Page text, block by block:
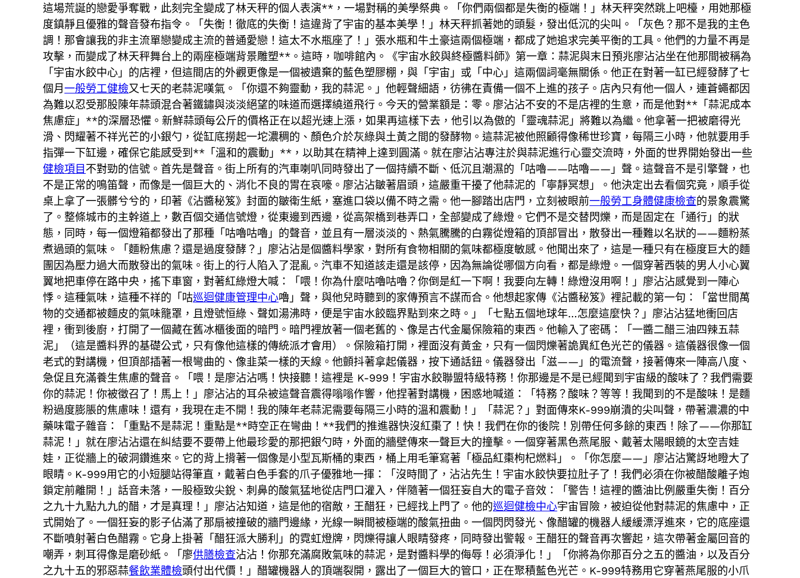
這場荒誕的戀愛爭奪戰，此刻完全變成了林天秤的個人表演**，一場對稱的美學祭典。「你們兩個都是失衡的極端！」林天秤突然跳上吧檯，用她那極
度鎮靜且優雅的聲音發布指令。「失衡！徹底的失衡！這違背了宇宙的基本美學！」林天秤抓著她的頭髮，發出低沉的尖叫。「灰色？那不是我的主色
調！那會讓我的非主流單戀變成主流的普通愛戀！這太不水瓶座了！」張水瓶和牛土豪這兩個極端，都成了她追求完美平衡的工具。他們的力量不再是
攻擊，而變成了林天秤舞台上的兩座極端背景雕塑**。這時，咖啡館內。《宇宙水餃與終極醬料師》第一章：蒜泥與末日預兆廖沾沾坐在他那間被稱為
「宇宙水餃中心」的店裡，但這間店的外觀更像是一個被遺棄的藍色塑膠棚，與「宇宙」或「中心」這兩個詞毫無關係。他正在對著一缸已經發酵了七
個月一般勞工健檢又七天的老蒜泥嘆氣。「你還不夠靈動，我的蒜泥。」他輕聲細語，彷彿在責備一個不上進的孩子。店內只有他一個人，連蒼蠅都因
為難以忍受那股陳年蒜頭混合著鐵鏽與淡淡絕望的味道而選擇繞道飛行。今天的營業額是：零。廖沾沾不安的不是店裡的生意，而是他對**「蒜泥成本
焦慮症」**的深層恐懼。新鮮蒜頭每公斤的價格正在以超光速上漲，如果再這樣下去，他引以為傲的「靈魂蒜泥」將難以為繼。他拿著一把被磨得光
滑、閃耀著不祥光芒的小銀勺，從缸底撈起一坨濃稠的、顏色介於灰綠與土黃之間的發酵物。這蒜泥被他照顧得像稀世珍寶，每隔三小時，他就要用手
指彈一下缸邊，確保它能感受到**「溫和的震動」**，以助其在精神上達到圓滿。就在廖沾沾專注於與蒜泥進行心靈交流時，外面的世界開始發出一些
健檢項目 不對勁的信號。首先是聲音。街上所有的汽車喇叭同時發出了一個持續不斷、低沉且潮濕的「咕嚕——咕嚕——」聲。這聲音不是引擎聲，也
不是正常的鳴笛聲，而像是一個巨大的、消化不良的胃在哀嚎。廖沾沾皺著眉頭，這嚴重干擾了他蒜泥的「寧靜冥想」。他決定出去看個究竟，順手從
桌上拿了一張髒兮兮的，印著《沾醬秘笈》封面的皺衛生紙，塞進口袋以備不時之需。他一腳踏出店門，立刻被眼前一般勞工身體健康檢查的景象震驚
了。整條城市的主幹道上，數百個交通信號燈，從東邊到西邊，從高架橋到巷弄口，全部變成了綠燈。它們不是交替閃爍，而是固定在「通行」的狀
態，同時，每一個燈箱都發出了那種「咕嚕咕嚕」的聲音，並且有一層淡淡的、熱氣騰騰的白霧從燈箱的頂部冒出，散發出一種難以名狀的——麵粉蒸
煮過頭的氣味。「麵粉焦慮？還是過度發酵？」廖沾沾是個醬料學家，對所有食物相關的氣味都極度敏感。他聞出來了，這是一種只有在極度巨大的麵
團因為壓力過大而散發出的氣味。街上的行人陷入了混亂。汽車不知道該走還是該停，因為無論從哪個方向看，都是綠燈。一個穿著西裝的男人小心翼
翼地把車停在路中央，搖下車窗，對著紅綠燈大喊：「喂！你為什麼咕嚕咕嚕？你倒是紅一下啊！我要向左轉！綠燈沒用啊！」廖沾沾感覺到一陣心
悸。這種氣味，這種不祥的「咕巡迴健康管理中心嚕」聲，與他兒時聽到的家傳預言不謀而合。他想起家傳《沾醬秘笈》裡記載的第一句：「當世間萬
物的交通都被麵皮的氣味籠罩，且燈號恒綠、聲如湯沸時，便是宇宙水餃臨界點到來之時。」「七點五個地球年…怎麼這麼快？」廖沾沾猛地衝回店
裡，衝到後廚，打開了一個藏在舊冰櫃後面的暗門。暗門裡放著一個老舊的、像是古代金屬保險箱的東西。他輸入了密碼：「一醬二醋三油四辣五蒜
泥」（這是醬料界的基礎公式，只有像他這樣的傳統派才會用）。保險箱打開，裡面沒有黃金，只有一個閃爍著詭異紅色光芒的儀器。這儀器很像一個
老式的對講機，但頂部插著一根彎曲的、像韭菜一樣的天線。他顫抖著拿起儀器，按下通話鈕。儀器發出「滋——」的電流聲，接著傳來一陣高八度、
急促且充滿養生焦慮的聲音。「喂！是廖沾沾嗎！快接聽！這裡是 K-999！宇宙水餃聯盟特級特務！你那邊是不是已經聞到宇宙級的酸味了？我們需要
你的蒜泥！你被徵召了！馬上！」廖沾沾的耳朵被這聲音震得嗡嗡作響，他捏著對講機，困惑地喊道：「特務？酸味？等等！我聞到的不是酸味！是麵
粉過度膨脹的焦慮味！還有，我現在走不開！我的陳年老蒜泥需要每隔三小時的溫和震動！」「蒜泥？」對面傳來K-999崩潰的尖叫聲，帶著濃濃的中
藥味電子雜音：「重點不是蒜泥！重點是**時空正在彎曲！**我們的推進器快沒紅棗了！快！我們在你的後院！別帶任何多餘的東西！除了——你那缸
蒜泥！」就在廖沾沾還在糾結要不要帶上他最珍愛的那把銀勺時，外面的牆壁傳來一聲巨大的撞擊。一個穿著黑色燕尾服、戴著太陽眼鏡的太空吉娃
娃，正從牆上的破洞鑽進來。它的背上揹著一個像是小型瓦斯桶的東西，桶上用毛筆寫著「極品紅棗枸杞燃料」。「你怎麼——」廖沾沾驚訝地瞪大了
眼睛。K-999用它的小短腿站得筆直，戴著白色手套的爪子優雅地一揮：「沒時間了，沾沾先生！宇宙水餃快要拉肚子了！我們必須在你被醋酸離子炮
鎖定前離開！」話音未落，一股極致尖銳、刺鼻的酸氣猛地從店門口灌入，伴隨著一個狂妄自大的電子音效：「警告！這裡的醬油比例嚴重失衡！百分
之九十九點九九的醋，才是真理！」廖沾沾知道，這是他的宿敵，王醋狂，已經找上門了。他的巡迴健檢中心宇宙冒險，被迫從他對蒜泥的焦慮中，正
式開始了。一個狂妄的影子佔滿了那扇被撞破的牆門邊緣，光線一瞬間被極端的酸氣扭曲。一個閃閃發光、像醋罐的機器人緩緩漂浮進來，它的底座還
不斷噴射著白色醋霧。它身上掛著「醋狂派大勝利」的霓虹燈牌，閃爍得讓人眼睛發疼，同時發出警報。王醋狂的聲音再次響起，這次帶著金屬回音的
嘲弄，刺耳得像是磨砂紙。「廖供膳檢查沾沾！你那充滿腐敗氣味的蒜泥，是對醬料學的侮辱！必須淨化！」「你將為你那百分之五的醬油，以及百分
之九十五的邪惡蒜餐飲業體檢頭付出代價！」醋罐機器人的頂端裂開，露出了一個巨大的管口，正在聚積藍色光芒。K-999特務用它穿著燕尾服的小爪